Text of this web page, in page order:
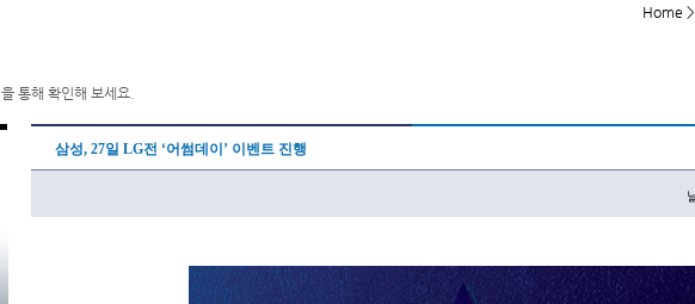
Home >
통해 확인해 보세요.
삼성, 27일 LG전 ‘어썸데이’ 이벤트 진행